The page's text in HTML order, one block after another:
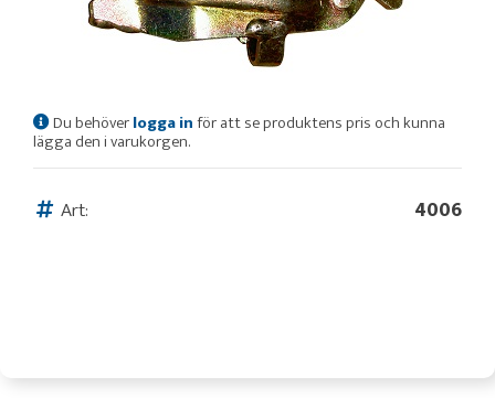
Du behöverlogga inför att se produktens pris och kunna
lägga den i varukorgen.
Art: 4006